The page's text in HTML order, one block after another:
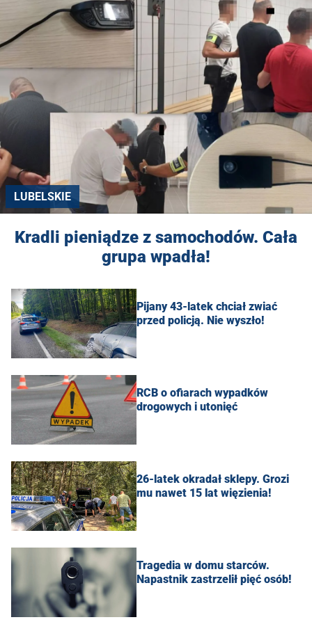
LUBELSKIE
Kradli pieniądze z samochodów. Cała
grupa wpadła!
Pijany 43-latek chciał zwiać
przed policją. Nie wyszło!
RCB o ofiarach wypadków
drogowych i utonięć
26-latek okradał sklepy. Grozi
mu nawet 15 lat więzienia!
Tragedia w domu starców.
Napastnik zastrzelił pięć osób!